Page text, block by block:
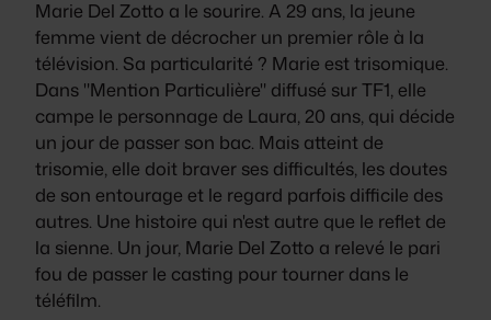
Marie Del Zotto a le sourire. A 29 ans, la jeune
femme vient de décrocher un premier rôle à la
télévision. Sa particularité ? Marie est trisomique.
Dans "Mention Particulière" diffusé sur TF1, elle
campe le personnage de Laura, 20 ans, qui décide
un jour de passer son bac. Mais atteint de
trisomie, elle doit braver ses difficultés, les doutes
de son entourage et le regard parfois difficile des
autres. Une histoire qui n'est autre que le reflet de
la sienne. Un jour, Marie Del Zotto a relevé le pari
fou de passer le casting pour tourner dans le
téléfilm.